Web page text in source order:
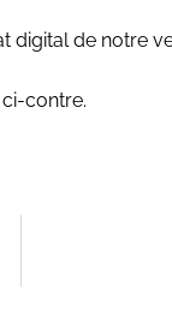
digital de notre
ci-contre.